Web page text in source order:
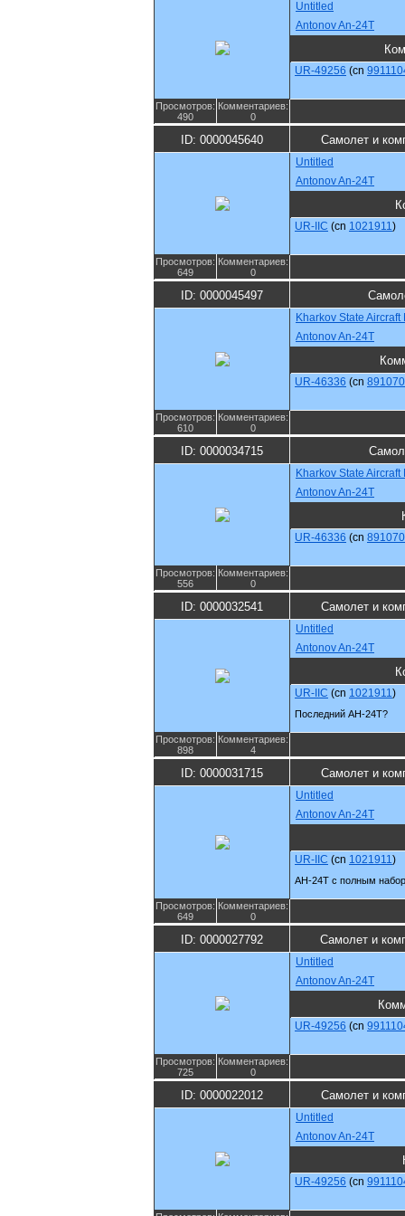
Untitled
Antonov An-24T
UR-49256 (cn
Просмотров:
490
Комментариев:
0
ID: 0000045640 Самолет и
Untitled
Antonov An-24T
UR-IIC (cn 1021911)
Просмотров:
649
Комментариев:
0
ID: 0000045497
Kharkov State
Antonov An-24T
UR-46336 (cn
Просмотров:
610
Комментариев:
0
ID: 0000034715
Kharkov State
Antonov An-24T
UR-46336 (cn
Просмотров:
556
Комментариев:
0
ID: 0000032541 Самолет и
Untitled
Antonov An-24T
UR-IIC (cn 1021911)
Последний АН-24Т?
Просмотров:
898
Комментариев:
4
ID: 0000031715 Самолет и
Untitled
Antonov An-24T
UR-IIC (cn 1021911)
АН-24Т с полным
Просмотров:
649
Комментариев:
0
ID: 0000027792 Самолет и
Untitled
Antonov An-24T
UR-49256 (cn
Просмотров:
725
Комментариев:
0
ID: 0000022012 Самолет и
Untitled
Antonov An-24T
UR-49256 (cn